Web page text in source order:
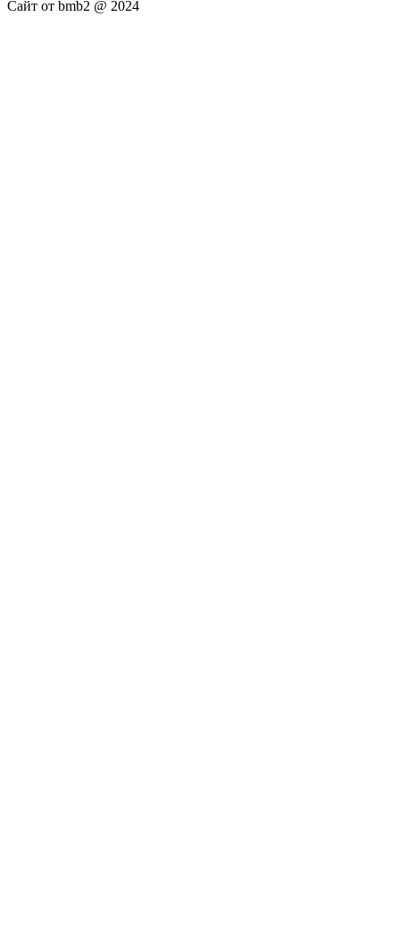
Сайт от bmb2 @ 2024